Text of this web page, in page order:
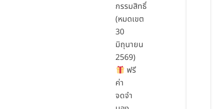
กรรมสิทธิ์
(หมดเขต
30
มิถุนายน
2569)
ฟรี
ค่า
จดจำ